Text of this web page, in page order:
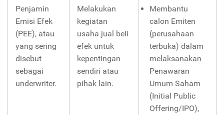
Penjamin
Emisi Efek
(PEE), atau
yang sering
disebut
sebagai
underwriter.
Melakukan
kegiatan
usaha jual beIi
efek untuk
kepentingan
sendiri atau
pihak lain.
Membantu
calon Emiten
(perusahaan
terbuka) dalam
melaksanakan
Penawaran
Umum Saham
(Initial Public
Offering/IPO),